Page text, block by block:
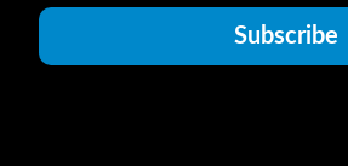
Subscribe